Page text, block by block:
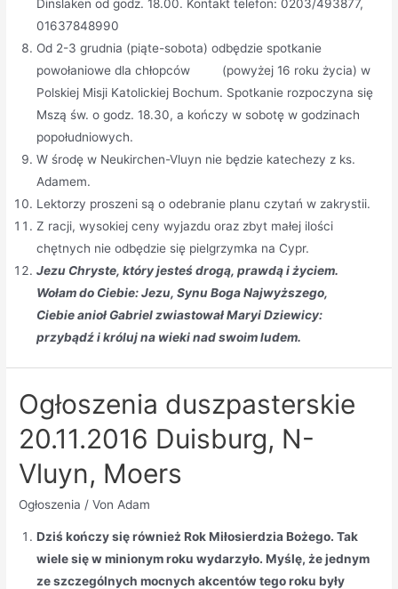
Dinslaken od godz. 18.00. Kontakt telefon: 0203/493877,
01637848990
Od 2-3 grudnia (piąte-sobota) odbędzie spotkanie
powołaniowe dla chłopców (powyżej 16 roku życia) w
Polskiej Misji Katolickiej Bochum. Spotkanie rozpoczyna się
Mszą św. o godz. 18.30, a kończy w sobotę w godzinach
popołudniowych.
W środę w Neukirchen-Vluyn nie będzie katechezy z ks.
Adamem.
Lektorzy proszeni są o odebranie planu czytań w zakrystii.
Z racji, wysokiej ceny wyjazdu oraz zbyt małej ilości
chętnych nie odbędzie się pielgrzymka na Cypr.
Jezu Chryste, który jesteś drogą, prawdą i życiem.
Wołam do Ciebie: Jezu, Synu Boga Najwyższego,
Ciebie anioł Gabriel zwiastował Maryi Dziewicy:
przybądź i króluj na wieki nad swoim ludem.
Ogłoszenia duszpasterskie
20.11.2016 Duisburg, N-
Vluyn, Moers
Ogłoszenia / Von Adam
Dziś kończy się również Rok Miłosierdzia Bożego. Tak
wiele się w minionym roku wydarzyło. Myślę, że jednym
ze szczególnych mocnych akcentów tego roku były